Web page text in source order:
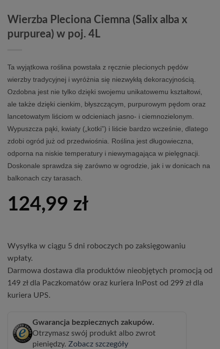
Wierzba Pleciona Ciemna (Salix alba x
purpurea) w poj. 4L
Ta wyjątkowa roślina powstała z ręcznie plecionych pędów
wierzby tradycyjnej i wyróżnia się niezwykłą dekoracyjnością.
Ozdobna jest nie tylko dzięki swojemu unikatowemu kształtowi,
ale także dzięki cienkim, błyszczącym, purpurowym pędom oraz
lancetowatym liściom w odcieniach jasno‑ i ciemnozielonym.
Wypuszcza pąki, kwiaty („kotki”) i liście bardzo wcześnie, dlatego
zdobi ogród już od przedwiośnia. Roślina jest długowieczna,
odporna na niskie temperatury i niewymagająca w pielęgnacji.
Doskonale sprawdza się zarówno w ogrodzie, jak i w donicach na
balkonach czy tarasach.
124,99 zł
Wysyłka w ciągu 5 dni roboczych po zaksięgowaniu
wpłaty.
Darmowa dostawa dla produktów nieobjętych promocją od
149 zł dla Paczkomatów oraz kuriera InPost od 299 zł dla
kuriera UPS.
Gwarancja bezpiecznych zakupów.
Otrzymasz swój produkt albo zwrot
pieniędzy. Zobacz szczegóły